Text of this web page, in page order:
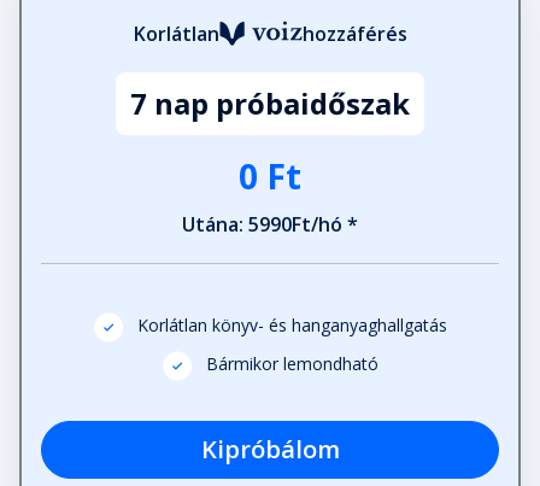
Korlátlan hozzáférés
7 nap próbaidőszak
0 Ft
Utána: 5990Ft/hó *
Korlátlan könyv- és hanganyaghallgatás
Bármikor lemondható
Kipróbálom